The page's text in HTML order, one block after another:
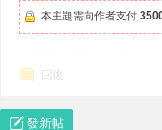
本主題需向作者支付
回復
發新帖